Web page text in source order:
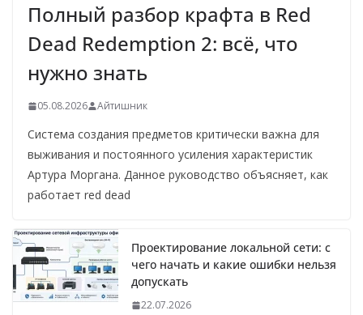
Полный разбор крафта в Red
Dead Redemption 2: всё, что
нужно знать
05.08.2026 Айтишник
Система создания предметов критически важна для
выживания и постоянного усиления характеристик
Артура Моргана. Данное руководство объясняет, как
работает red dead
Проектирование локальной сети: с
чего начать и какие ошибки нельзя
допускать
22.07.2026